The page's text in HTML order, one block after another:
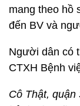
mang theo hồ
đến BV và
Người dân có
CTXH Bệnh
Cô Thật,